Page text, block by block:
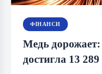
ФІНАНСИ
Медь дорожает:
достигла 13